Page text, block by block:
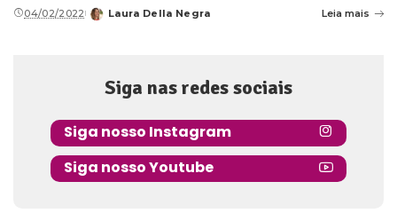
04/02/2022
Posted
Laura Della Negra Leia mais
Siga nas redes sociais
Siga nosso Instagram
Siga nosso Youtube